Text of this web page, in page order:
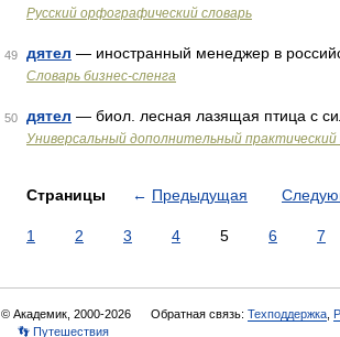
Русский орфографический словарь
49 дятел — иностранный менеджер в
Словарь бизнес-сленга
50 дятел — биол. лесная лазящая птица с
Универсальный дополнительный
Страницы ← Предыдущая
1 2 3 4 5 6 7
© Академик, 2000-2026 Обратная связь: Техподдержка
👣 Путешествия